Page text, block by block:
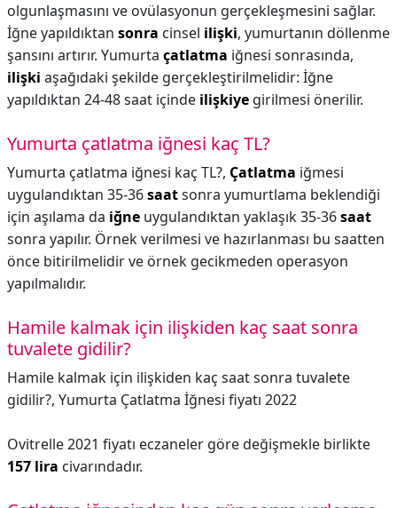
olgunlaşmasını ve ovülasyonun gerçekleşmesini sağlar.
İğne yapıldıktan sonra cinsel ilişki, yumurtanın döllenme
şansını artırır. Yumurta çatlatma iğnesi sonrasında,
ilişki aşağıdaki şekilde gerçekleştirilmelidir: İğne
yapıldıktan 24-48 saat içinde ilişkiye girilmesi önerilir.
Yumurta çatlatma iğnesi kaç TL?
Yumurta çatlatma iğnesi kaç TL?, Çatlatma iğmesi
uygulandıktan 35-36saatsonra yumurtlama beklendiği
için aşılama da iğne uygulandıktan yaklaşık 35-36saat
sonra yapılır. Örnek verilmesi ve hazırlanması bu saatten
önce bitirilmelidir ve örnek gecikmeden operasyon
yapılmalıdır.
Hamile kalmak için ilişkiden kaç saat sonra
tuvalete gidilir?
Hamile kalmak için ilişkiden kaç saat sonra tuvalete
gidilir?, Yumurta Çatlatma İğnesi fiyatı 2022
Ovitrelle 2021 fiyatı eczaneler göre değişmekle birlikte
157 lira civarındadır.